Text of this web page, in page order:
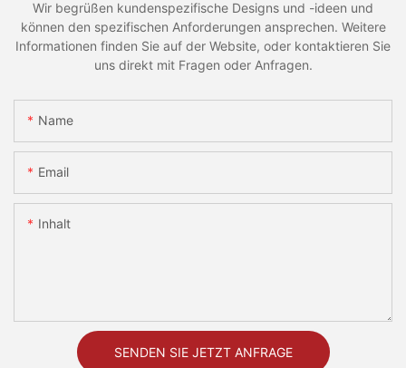
Wir begrüßen kundenspezifische Designs und -ideen und
können den spezifischen Anforderungen ansprechen. Weitere
Informationen finden Sie auf der Website, oder kontaktieren Sie
uns direkt mit Fragen oder Anfragen.
Name
Email
Inhalt
SENDEN SIE JETZT ANFRAGE